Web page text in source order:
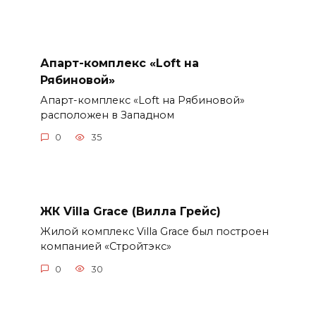
Апарт-комплекс «Loft на
Рябиновой»
Апарт-комплекс «Loft на Рябиновой»
расположен в Западном
0 35
ЖК Villa Grace (Вилла Грейс)
Жилой комплекс Villa Grace был построен
компанией «Стройтэкс»
0 30